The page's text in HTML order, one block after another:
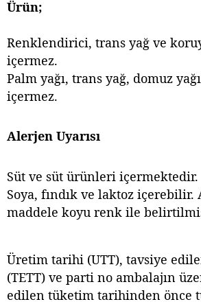
Ürün;
Renklendirici, trans yağ ve
içermez.
Palm yağı, trans yağ, domuz
içermez.
Alerjen Uyarısı
Süt ve süt ürünleri içermektedir.
Soya, fındık ve laktoz içerebilir.
maddele koyu renk ile
Üretim tarihi (UTT), tavsiye
(TETT) ve parti no ambalajın
edilen tüketim tarihinden önce